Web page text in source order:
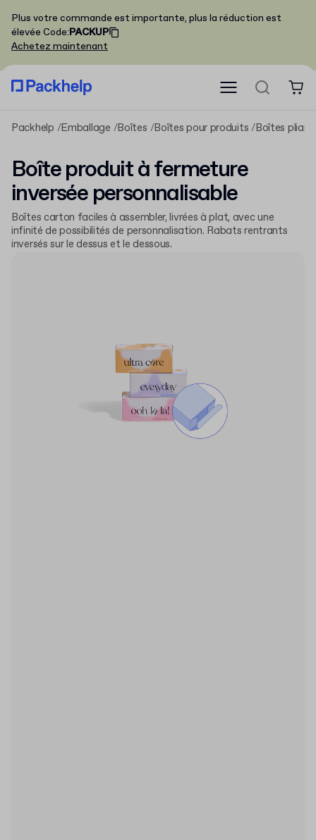
Plus votre commande est importante, plus la réduction est
élevée Code:PACKUP
Achetez maintenant
Packhelp Emballage Boîtes Boîtes pour produits Boîtes
Boîte produit à fermeture
inversée personnalisable
Boîtes carton faciles à assembler, livrées à plat, avec une
infinité de possibilités de personnalisation. Rabats rentrants
inversés sur le dessus et le dessous.